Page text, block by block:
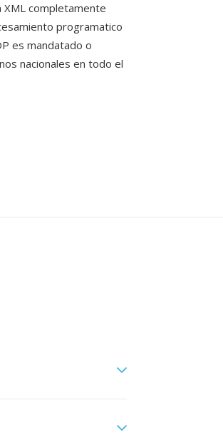
completamente
programatico
es mandatado o
nacionales en todo el